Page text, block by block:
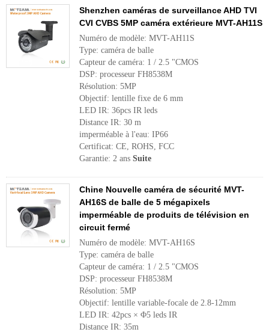
Shenzhen caméras de surveillance AHD TVI
CVI CVBS 5MP caméra extérieure MVT-AH11S
Numéro de modèle: MVT-AH11S
Type: caméra de balle
Capteur de caméra: 1 / 2.5 "CMOS
DSP: processeur FH8538M
Résolution: 5MP
Objectif: lentille fixe de 6 mm
LED IR: 36pcs IR leds
Distance IR: 30 m
imperméable à l'eau: IP66
Certificat: CE, ROHS, FCC
Garantie: 2 ans Suite
Chine Nouvelle caméra de sécurité MVT-
AH16S de balle de 5 mégapixels
imperméable de produits de télévision en
circuit fermé
Numéro de modèle: MVT-AH16S
Type: caméra de balle
Capteur de caméra: 1 / 2.5 "CMOS
DSP: processeur FH8538M
Résolution: 5MP
Objectif: lentille variable-focale de 2.8-12mm
LED IR: 42pcs × Φ5 leds IR
Distance IR: 35m